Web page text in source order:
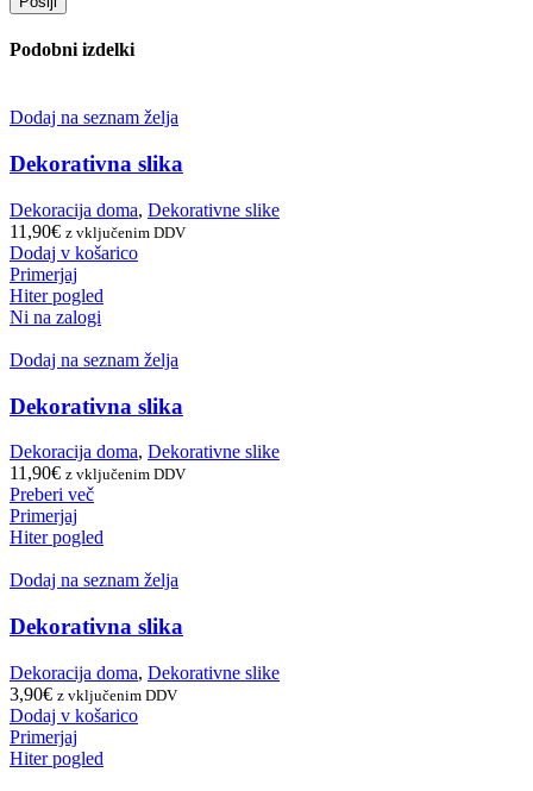
Podobni izdelki
Dodaj na seznam želja
Dekorativna slika
Dekoracija doma, Dekorativne slike
11,90€ z vključenim DDV
Dodaj v košarico
Primerjaj
Hiter pogled
Ni na zalogi
Dodaj na seznam želja
Dekorativna slika
Dekoracija doma, Dekorativne slike
11,90€ z vključenim DDV
Preberi več
Primerjaj
Hiter pogled
Dodaj na seznam želja
Dekorativna slika
Dekoracija doma, Dekorativne slike
3,90€ z vključenim DDV
Dodaj v košarico
Primerjaj
Hiter pogled